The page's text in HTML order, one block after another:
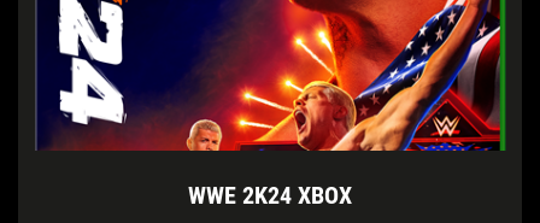
WWE 2K24 XBOX